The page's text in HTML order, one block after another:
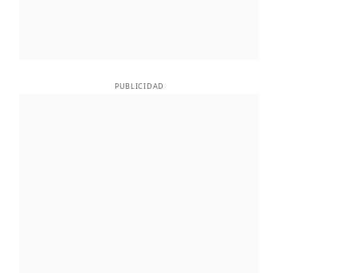
PUBLICIDAD